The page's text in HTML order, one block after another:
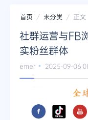
首页 未分类 正文
社群运营与FB
实粉丝群体
emer 2025-09-06